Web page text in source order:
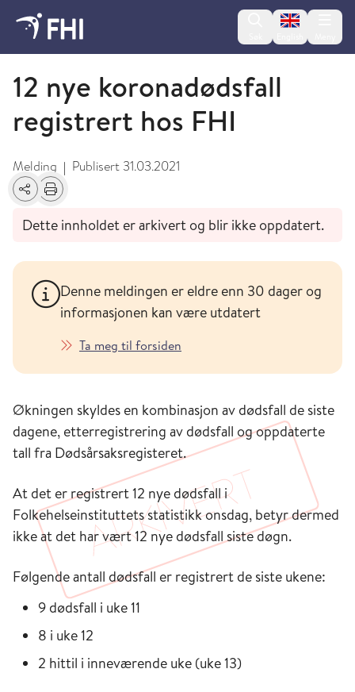
Change
Koronaviruset - arkiverte meldinger
12 nye koronadødsfall
registrert hos FHI
Melding | Publisert 31.03.2021
Del Skriv ut
Dette innholdet er arkivert og blir ikke oppdatert.
Denne meldingen er eldre enn 30 dager og
informasjonen kan være utdatert
Ta meg til forsiden
Økningen skyldes en kombinasjon av dødsfall de siste
dagene, etterregistrering av dødsfall og oppdaterte
tall fra Dødsårsaksregisteret.
At det er registrert 12 nye dødsfall i
Folkehelseinstituttets statistikk onsdag, betyr dermed
ikke at det har vært 12 nye dødsfall siste døgn.
Følgende antall dødsfall er registrert de siste ukene:
9 dødsfall i uke 11
8 i uke 12
2 hittil i inneværende uke (uke 13)